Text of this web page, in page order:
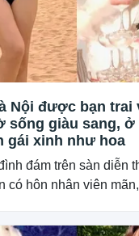
Nội được bạn trai
sống giàu sang,
gái xinh như hoa
đám trên sàn diễn
có hôn nhân viên